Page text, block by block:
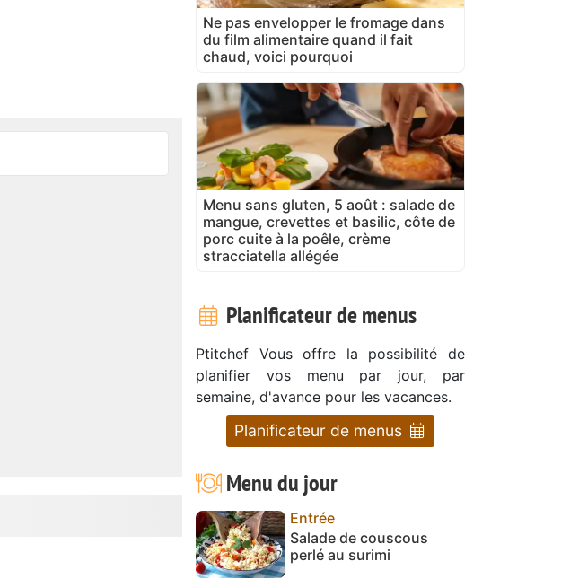
Ne pas envelopper le fromage dans
du film alimentaire quand il fait
chaud, voici pourquoi
Menu sans gluten, 5 août : salade de
mangue, crevettes et basilic, côte de
porc cuite à la poêle, crème
stracciatella allégée
Planificateur de menus
Ptitchef Vous offre la possibilité de
planifier vos menu par jour, par
semaine, d'avance pour les vacances.
Planificateur de menus
Menu du jour
Entrée
Salade de couscous
perlé au surimi